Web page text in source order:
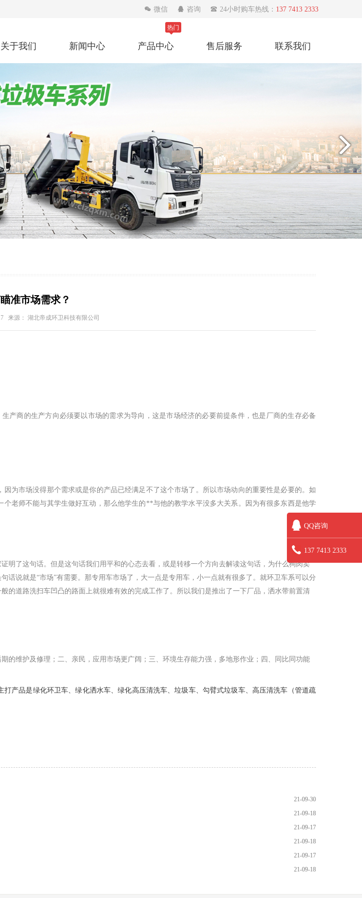
 微信  咨询  24小时购车热线： 137 7413 2333
关于我们 新闻中心
热门
产品中心 售后服务 联系我们
准市场需求？
来源： 湖北帝成环卫科技有限公司
生产商的生产方向必须要以市场的需求为导向，这是市场经济的必要前提条件，也是厂商的生存必备
为市场没得那个需求或是你的产品已经满足不了这个市场了。所以市场动向的重要性是必要的。如
老师不能与其学生做好互动，那么他学生的**与他的教学水平没多大关系。因为有很多东西是他学
明了这句话。但是这句话我们用平和的心态去看，或是转移一个方向去解读这句话，为什么狗肉卖
说就是“市场”有需要。那专用车市场了，大一点是专用车，小一点就有很多了。就环卫车系可以分
的道路洗扫车凹凸的路面上就很难有效的完成工作了。所以我们是推出了一下厂品，洒水带前置清
的维护及修理；二、亲民，应用市场更广阔；三、环境生存能力强，多地形作业；四、同比同功能
品是绿化环卫车、绿化洒水车、绿化高压清洗车、垃圾车、勾臂式垃圾车、高压清洗车（管道疏
21-09-30
21-09-18
21-09-17
21-09-18
21-09-17
21-09-18
QQ咨询
137 7413 2333